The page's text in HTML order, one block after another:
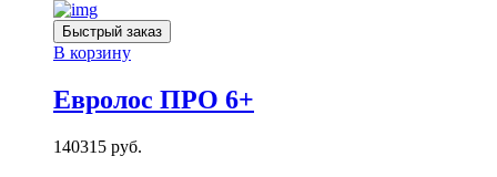
Быстрый заказ
В корзину
Евролос ПРО 6+
140315 руб.